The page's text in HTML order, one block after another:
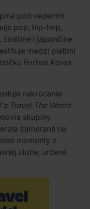
pod vedením
pop, hip-hop,
čínštine i japončine.
medzi piatimi
Forbes Korea
nakrúcanie
Travel The World
skupiny
zameraná na
momenty z
úlohe, určené